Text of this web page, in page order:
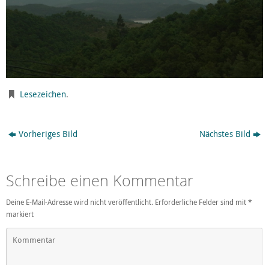
Lesezeichen.
Vorheriges Bild Nächstes Bild
Schreibe einen Kommentar
Deine E-Mail-Adresse wird nicht veröffentlicht. Erforderliche Felder sind mit*
markiert